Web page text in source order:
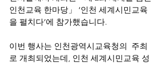
인천교육 한마당」 ‘인천 세계시민교육
을 펼치다’에 참가했습니다.
이번 행사는 인천광역시교육청의  주최
로 개최되었는데, 인천 세계시민교육 성